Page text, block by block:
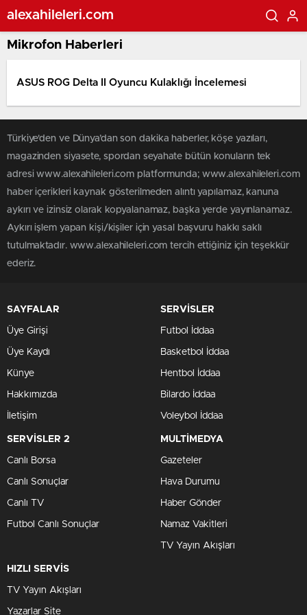
alexahileleri.com
Mikrofon Haberleri
ASUS ROG Delta II Oyuncu Kulaklığı İncelemesi
Türkiye'den ve Dünya’dan son dakika haberler, köşe yazıları,
magazinden siyasete, spordan seyahate bütün konuların tek
adresi www.alexahileleri.com platformunda; www.alexahileleri.com
haber içerikleri kaynak gösterilmeden alıntı yapılamaz, kanuna
aykırı ve izinsiz olarak kopyalanamaz, başka yerde yayınlanamaz.
Aykırı işlem yapan kişi/kişiler için yasal başvuru hakkı saklı
tutulmaktadır. www.alexahileleri.com tercih ettiğiniz için teşekkür
ederiz.
SAYFALAR
Üye Girişi
Üye Kaydı
Künye
Hakkımızda
İletişim
SERVİSLER
Futbol İddaa
Basketbol İddaa
Hentbol İddaa
Bilardo İddaa
Voleybol İddaa
SERVİSLER 2
Canlı Borsa
Canlı Sonuçlar
Canlı TV
Futbol Canlı Sonuçlar
MULTİMEDYA
Gazeteler
Hava Durumu
Haber Gönder
Namaz Vakitleri
TV Yayın Akışları
HIZLI SERVİS
TV Yayın Akışları
Yazarlar Site